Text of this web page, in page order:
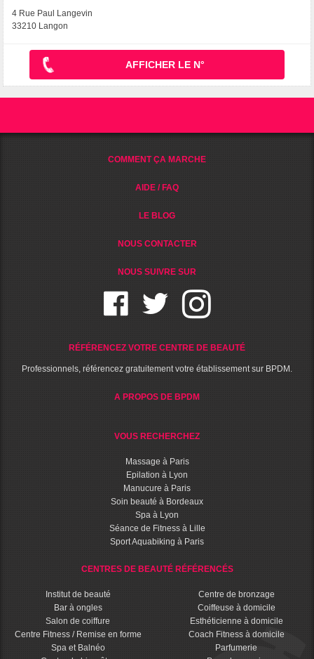
4 Rue Paul Langevin
33210 Langon
AFFICHER LE N°
COMMENT ÇA MARCHE
AIDE / FAQ
LE BLOG
NOUS CONTACTER
NOUS SUIVRE SUR
RÉFÉRENCEZ VOTRE CENTRE DE BEAUTÉ
Professionnels, référencez gratuitement votre établissement sur BPDM.
A PROPOS DE BPDM
VOUS RECHERCHEZ
Massage à Paris
Epilation à Lyon
Manucure à Paris
Soin beauté à Bordeaux
Spa à Lyon
Séance de Fitness à Lille
Sport Aquabiking à Paris
CENTRES DE BEAUTÉ RÉFÉRENCÉS
Institut de beauté
Bar à ongles
Salon de coiffure
Centre Fitness / Remise en forme
Spa et Balnéo
Centre de bronzage
Coiffeuse à domicile
Esthéticienne à domicile
Coach Fitness à domicile
Parfumerie